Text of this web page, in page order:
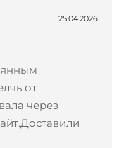
25.04.2026
от
через